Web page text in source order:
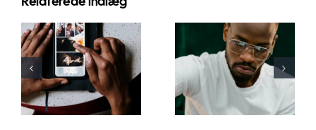
Bedste apps
til at
animere
fotos til
fængende
Facebook-
Top 17
Avancerede
Tips til at
Forstå
TikTok